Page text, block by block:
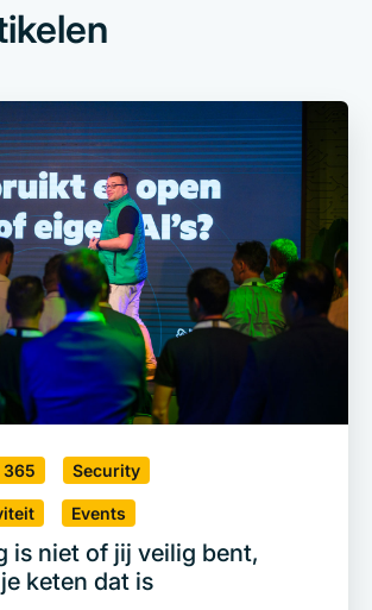
Security
Events
is niet of jij veilig bent,
keten dat is